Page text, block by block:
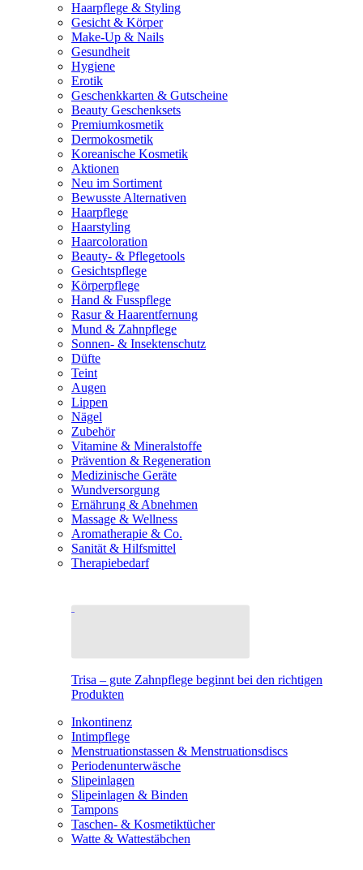
Haarpflege & Styling
Gesicht & Körper
Make-Up & Nails
Gesundheit
Hygiene
Erotik
Geschenkkarten & Gutscheine
Beauty Geschenksets
Premiumkosmetik
Dermokosmetik
Koreanische Kosmetik
Aktionen
Neu im Sortiment
Bewusste Alternativen
Haarpflege
Haarstyling
Haarcoloration
Beauty- & Pflegetools
Gesichtspflege
Körperpflege
Hand & Fusspflege
Rasur & Haarentfernung
Mund & Zahnpflege
Sonnen- & Insektenschutz
Düfte
Teint
Augen
Lippen
Nägel
Zubehör
Vitamine & Mineralstoffe
Prävention & Regeneration
Medizinische Geräte
Wundversorgung
Ernährung & Abnehmen
Massage & Wellness
Aromatherapie & Co.
Sanität & Hilfsmittel
Therapiebedarf
Trisa – gute Zahnpflege beginnt bei den richtigen
Produkten
Inkontinenz
Intimpflege
Menstruationstassen & Menstruationsdiscs
Periodenunterwäsche
Slipeinlagen
Slipeinlagen & Binden
Tampons
Taschen- & Kosmetiktücher
Watte & Wattestäbchen